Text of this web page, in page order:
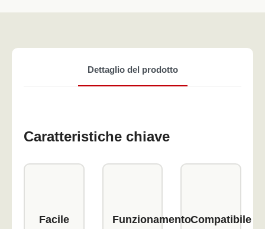
Dettaglio del prodotto
Caratteristiche chiave
Facile
FunzionamentoCompatibile